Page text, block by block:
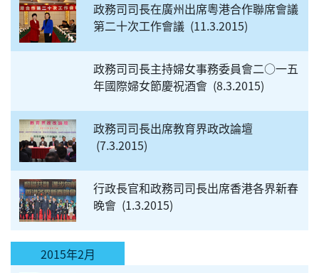
政務司司長在廣州出席粵港合作聯席會議
第二十次工作會議 11.3.2015
政務司司長主持婦女事務委員會二○一五
年國際婦女節慶祝酒會 8.3.2015
政務司司長出席教育界政改論壇
7.3.2015
行政長官和政務司司長出席香港各界新春
晚會 1.3.2015
2015年2月